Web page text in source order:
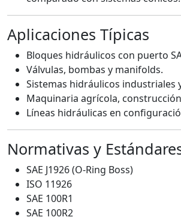
Aplicaciones Típicas
Bloques hidráulicos con puerto
Válvulas, bombas y manifolds.
Sistemas hidráulicos industriales
Maquinaria agrícola,
Líneas hidráulicas en
Normativas y
SAE J1926 (O-Ring Boss)
ISO 11926
SAE 100R1
SAE 100R2